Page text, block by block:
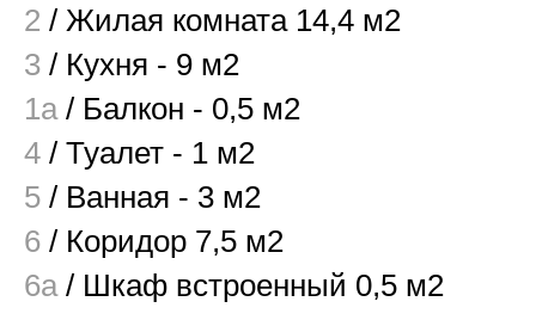
2 / Жилая комната 14,4 м2
3 / Кухня - 9 м2
1а / Балкон - 0,5 м2
4 / Туалет - 1 м2
5 / Ванная - 3 м2
6 / Коридор 7,5 м2
6а / Шкаф встроенный 0,5 м2